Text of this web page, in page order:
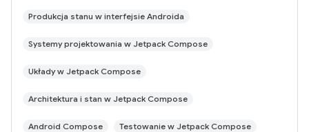
Produkcja stanu w interfejsie Androida
Systemy projektowania w Jetpack Compose
Układy w Jetpack Compose
Architektura i stan w Jetpack Compose
Android Compose Testowanie w Jetpack Compose